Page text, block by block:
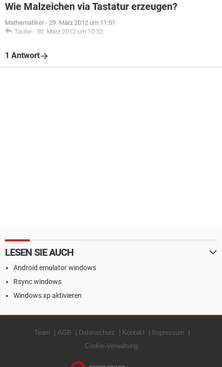
Wie Malzeichen via Tastatur erzeugen?
Mathematiker - 29. März 2012 um 11:51
Taube - 30. März 2012 um 10:32
1 Antwort
LESEN SIE AUCH
Android emulator windows
Rsync windows
Windows xp aktivieren
Team AGB Datenschutz Kontakt
Impressum
Cookie-Verwaltung